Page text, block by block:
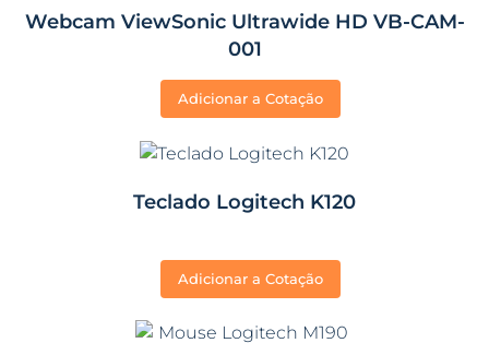
Webcam ViewSonic Ultrawide HD VB-CAM-
001
Adicionar a Cotação
Teclado Logitech K120
Adicionar a Cotação